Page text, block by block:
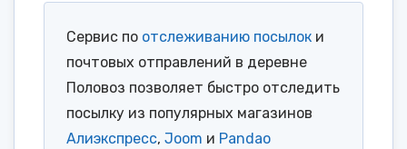
Сервис по отслеживанию посылок и
почтовых отправлений в деревне
Половоз позволяет быстро отследить
посылку из популярных магазинов
Алиэкспресс, Joom и Pandao